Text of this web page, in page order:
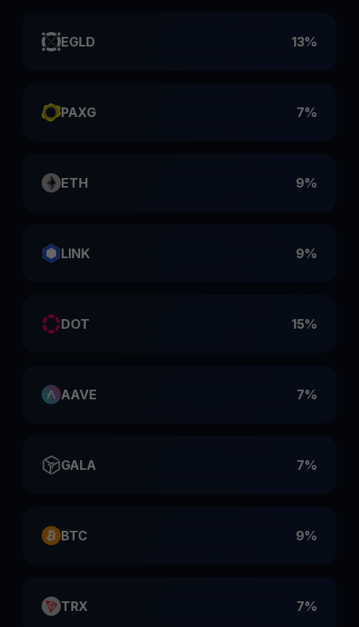
EGLD 13%
PAXG 7%
ETH 9%
LINK 9%
DOT 15%
AAVE 7%
GALA 7%
BTC 9%
TRX 7%